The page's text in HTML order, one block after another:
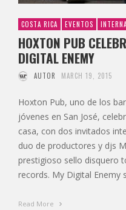
COSTA RICA EVENTOS
HOXTON PUB
DIGITAL ENEMY
AUTOR MARCH 19, 2015
Hoxton Pub, uno de los
jóvenes en San José,
casa, con dos invitados
duo de productores y djs
prestigioso sello disquero
records. My Digital Enemy
Read More